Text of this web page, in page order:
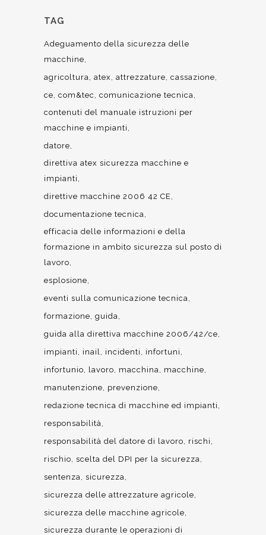
TAG
Adeguamento della sicurezza delle
macchine
agricoltura atex attrezzature cassazione
ce com&tec
comunicazione tecnica
contenuti del manuale istruzioni per
macchine e impianti
datore
direttiva atex sicurezza macchine e
impianti
direttive macchine 2006 42 CE
documentazione tecnica
efficacia delle informazioni e della
formazione in ambito sicurezza sul posto di
lavoro
esplosione
eventi sulla comunicazione tecnica
formazione guida
guida alla direttiva macchine 2006/42/ce
impianti
inail incidenti
infortuni
infortunio
lavoro macchina
macchine
manutenzione
prevenzione
redazione tecnica di macchine ed impianti
responsabilità
responsabilità del datore di lavoro
rischi
rischio scelta del DPI per la sicurezza
sentenza sicurezza
sicurezza delle attrezzature agricole
sicurezza delle macchine agricole
sicurezza durante le operazioni di